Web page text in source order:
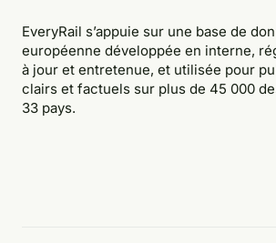
EveryRail s’appuie sur une base de
européenne développée en interne,
à jour et entretenue, et utilisée pour
clairs et factuels sur plus de 45 000
33 pays.